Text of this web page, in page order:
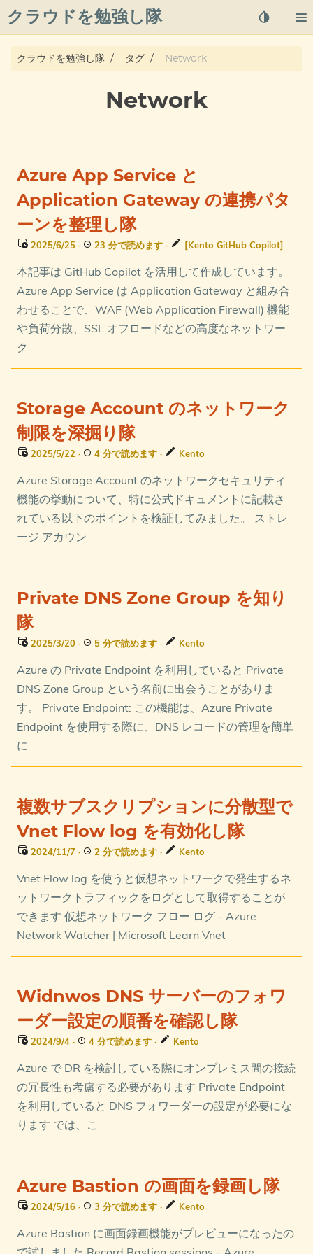
クラウドを勉強し隊
About
azure overview
タグ
クラウドを勉強し隊 タグ Network
Network
Azure App Service と
Application Gateway の連携パタ
ーンを整理し隊
2025/6/25 · 23 分で読めます · [Kento GitHub Copilot]
本記事は GitHub Copilot を活用して作成しています。
Azure App Service は Application Gateway と組み合
わせることで、WAF (Web Application Firewall) 機能
や負荷分散、SSL オフロードなどの高度なネットワー
ク
Storage Account のネットワーク
制限を深掘り隊
2025/5/22 · 4 分で読めます · Kento
Azure Storage Account のネットワークセキュリティ
機能の挙動について、特に公式ドキュメントに記載さ
れている以下のポイントを検証してみました。 ストレ
ージ アカウン
Private DNS Zone Group を知り
隊
2025/3/20 · 5 分で読めます · Kento
Azure の Private Endpoint を利用していると Private
DNS Zone Group という名前に出会うことがありま
す。 Private Endpoint: この機能は、Azure Private
Endpoint を使用する際に、DNS レコードの管理を簡単
に
複数サブスクリプションに分散型で
Vnet Flow log を有効化し隊
2024/11/7 · 2 分で読めます · Kento
Vnet Flow log を使うと仮想ネットワークで発生するネ
ットワークトラフィックをログとして取得することが
できます 仮想ネットワーク フロー ログ - Azure
Network Watcher | Microsoft Learn Vnet
Widnwos DNS サーバーのフォワ
ーダー設定の順番を確認し隊
2024/9/4 · 4 分で読めます · Kento
Azure で DR を検討している際にオンプレミス間の接続
の冗長性も考慮する必要があります Private Endpoint
を利用していると DNS フォワーダーの設定が必要にな
ります では、こ
Azure Bastion の画面を録画し隊
2024/5/16 · 3 分で読めます · Kento
Azure Bastion に画面録画機能がプレビューになったの